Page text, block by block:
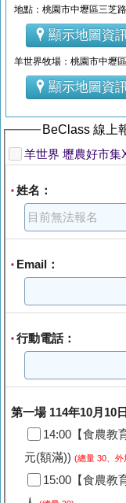
地點：桃園市中壢區三芝
顯示地圖資
羊世界牧場：桃園市中壢
顯示地圖資
BeClass 線上
羊世界 壢農好市集
* 姓名：
* Email：
* 行動電話：
第一場 114年10月10日
14:00【食農教
元(額滿)) (總量 30、外
15:00【食農教